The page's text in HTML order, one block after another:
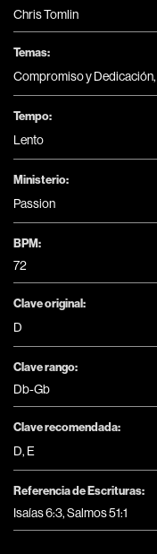
Chris Tomlin
Temas:
Compromiso y Dedicación,
Tempo:
Lento
Ministerio:
Passion
BPM:
72
Clave original:
D
Clave rango:
Db-Gb
Clave recomendada:
D, E
Referencia de Escrituras:
Isaías 6:3, Salmos 51:1